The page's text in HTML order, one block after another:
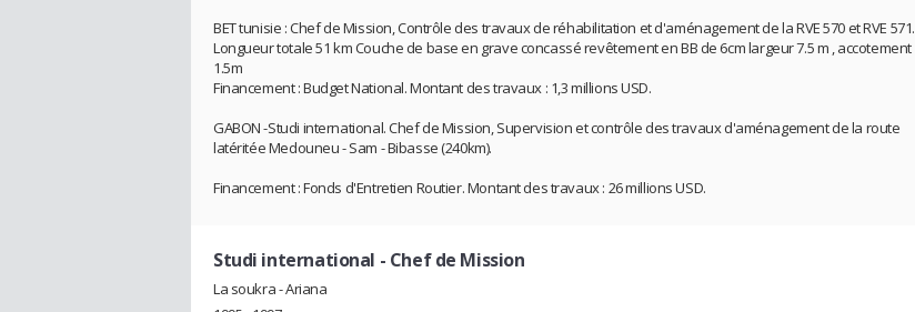
BET tunisie : Chef de Mission, Contrôle des travaux de réhabilitation et d'aménagement de la RVE 570 et RVE 571.
Longueur totale 51 km Couche de base en grave concassé revêtement en BB de 6cm largeur 7.5 m , accotement
1.5m
Financement : Budget National. Montant des travaux : 1,3 millions USD.
GABON -Studi international. Chef de Mission, Supervision et contrôle des travaux d'aménagement de la route
latéritée Medouneu - Sam - Bibasse (240km).
Financement : Fonds d'Entretien Routier. Montant des travaux : 26 millions USD.
Studi international - Chef de Mission
La soukra - Ariana